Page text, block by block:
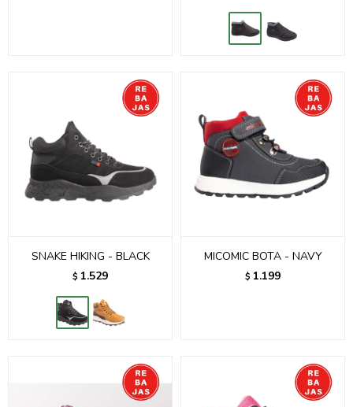
SNAKE HIKING - BLACK
$ 1.529
MICOMIC BOTA - NAVY
$ 1.199